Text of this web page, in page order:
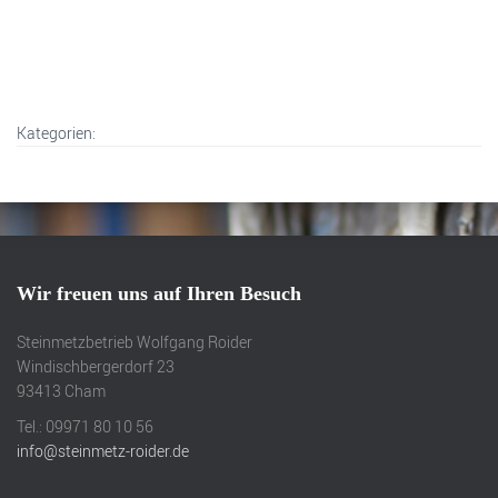
Kategorien:
Wir freuen uns auf Ihren Besuch
Steinmetzbetrieb Wolfgang Roider
Windischbergerdorf 23
93413 Cham
Tel.: 09971 80 10 56
info@steinmetz-roider.de